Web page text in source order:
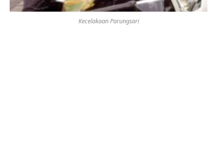
Kecelakaan Parungsari